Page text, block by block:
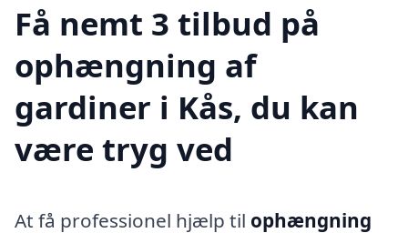
Få nemt 3 tilbud på
ophængning af
gardiner i Kås, du kan
være tryg ved
At få professionel hjælp til ophængning